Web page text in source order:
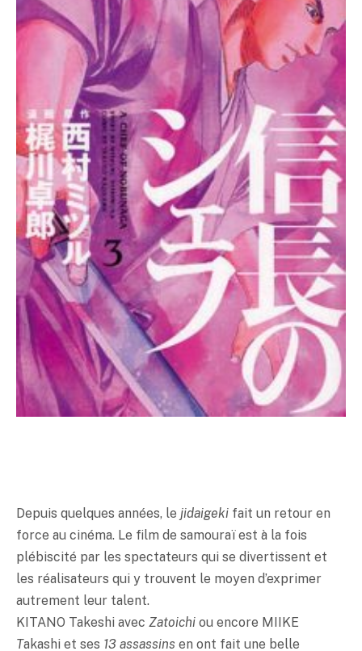
Depuis quelques années, le jidaigeki fait un retour en
force au cinéma. Le film de samouraï est à la fois
plébiscité par les spectateurs qui se divertissent et
les réalisateurs qui y trouvent le moyen d’exprimer
autrement leur talent.
KITANO Takeshi avec Zatoichi ou encore MIIKE
Takashi et ses 13 assassins en ont fait une belle